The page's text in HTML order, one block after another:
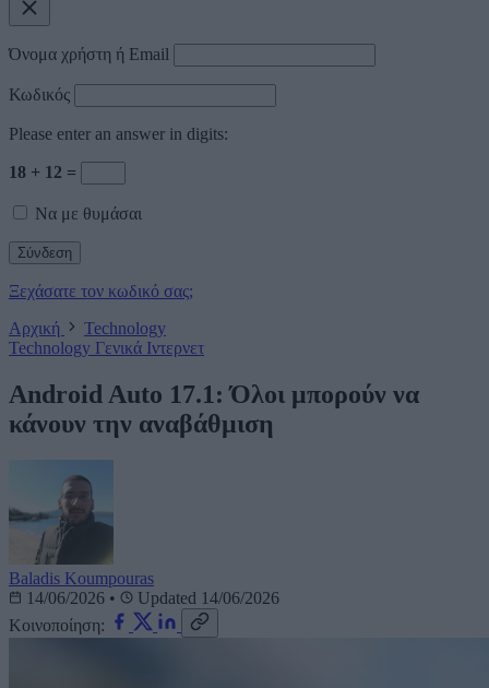
Όνομα χρήστη ή Email
Κωδικός
Please enter an answer in digits:
18 + 12 =
Να με θυμάσαι
Ξεχάσατε τον κωδικό σας;
Αρχική
Technology
Technology Γενικά Ιντερνετ
Android Auto 17.1: Όλοι μπορούν να
κάνουν την αναβάθμιση
Baladis Koumpouras
14/06/2026 •
Updated 14/06/2026
Κοινοποίηση: